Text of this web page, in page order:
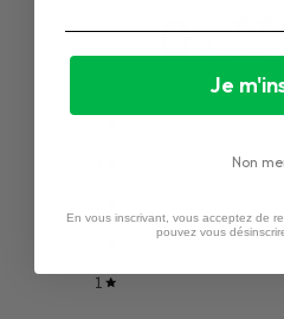
0 / 50 avis
5
1
Je
Non
En vous inscrivant, vous acceptez de
pouvez vous